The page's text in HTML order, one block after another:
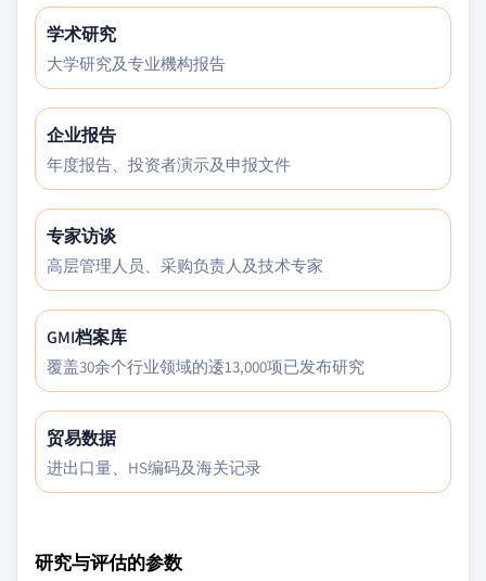
学术研究
大学研究及专业機构报告
企业报告
年度报告、投资者演示及申报文件
专家访谈
高层管理人员、采购负责人及技术专家
GMI档案库
覆盖30余个行业领域的逶13,000项已发布研究
贸易数据
进出口量、HS编码及海关记录
研究与评估的参数